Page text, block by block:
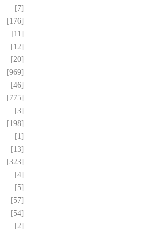
[7]
[176]
[11]
[12]
[20]
[969]
[46]
[775]
[3]
[198]
[1]
[13]
[323]
[4]
[5]
[57]
[54]
[2]